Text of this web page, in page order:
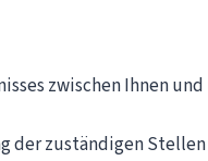
zwischen Ihnen
zuständigen